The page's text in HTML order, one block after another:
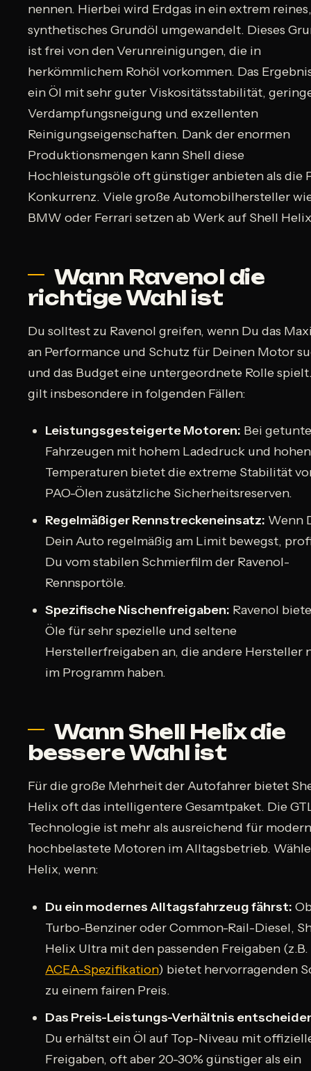
nennen. Hierbei wird Erdgas in ein extrem reines,
synthetisches Grundöl umgewandelt. Dieses
ist frei von den Verunreinigungen, die in
herkömmlichem Rohöl vorkommen. Das
ein Öl mit sehr guter Viskositätsstabilität,
Verdampfungsneigung und exzellenten
Reinigungseigenschaften. Dank der enormen
Produktionsmengen kann Shell diese
Hochleistungsöle oft günstiger anbieten als die
Konkurrenz. Viele große Automobilhersteller
BMW oder Ferrari setzen ab Werk auf Shell
Wann Ravenol die
richtige Wahl ist
Du solltest zu Ravenol greifen, wenn Du das
an Performance und Schutz für Deinen Motor
und das Budget eine untergeordnete Rolle
gilt insbesondere in folgenden Fällen:
Leistungsgesteigerte Motoren: Bei
Fahrzeugen mit hohem Ladedruck und hohen
Temperaturen bietet die extreme Stabilität
PAO-Ölen zusätzliche Sicherheitsreserven.
Regelmäßiger Rennstreckeneinsatz: Wenn
Dein Auto regelmäßig am Limit bewegst,
Du vom stabilen Schmierfilm der Ravenol-
Rennsportöle.
Spezifische Nischenfreigaben: Ravenol
Öle für sehr spezielle und seltene
Herstellerfreigaben an, die andere Hersteller
im Programm haben.
Wann Shell Helix die
bessere Wahl ist
Für die große Mehrheit der Autofahrer bietet
Helix oft das intelligentere Gesamtpaket. Die
Technologie ist mehr als ausreichend für
hochbelastete Motoren im Alltagsbetrieb.
Helix, wenn:
Du ein modernes Alltagsfahrzeug fährst:
Turbo-Benziner oder Common-Rail-Diesel,
Helix Ultra mit den passenden Freigaben
ACEA-Spezifikation) bietet hervorragenden
zu einem fairen Preis.
Das Preis-Leistungs-Verhältnis
Du erhältst ein Öl auf Top-Niveau mit
Freigaben, oft aber 20-30% günstiger als ein